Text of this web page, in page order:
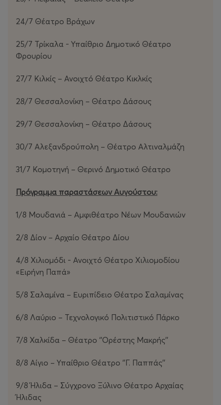
24/7 Θέατρο Βράχων
25/7 Τρίκαλα - Υπαίθριο Δημοτικό Θέατρο
Φρουρίου
27/7 Κιλκίς – Ανοιχτό Θέατρο Κικλκίς
28/7 Θεσσαλονίκη – Θέατρο Δάσους
29/7 Θεσσαλονίκη – Θέατρο Δάσους
30/7 Αλεξανδρούπολη – Θέατρο Αλτιναλμάζη
31/7 Κομοτηνή – Θερινό Δημοτικό Θέατρο
Πρόγραμμα παραστάσεων Αυγούστου:
1/8 Μουδανιά – Αμφιθέατρο Νέων Μουδανιών
2/8 Δίον – Αρχαίο Θέατρο Δίου
4/8 Χιλιομόδι - Ανοιχτό Θέατρο Χιλιομοδίου
«Ειρήνη Παπά»
5/8 Σαλαμίνα – Ευριπίδειο Θέατρο Σαλαμίνας
6/8 Λαύριο – Τεχνολογικό Πολιτιστικό Πάρκο
7/8 Χαλκίδα – Θέατρο ‘’Ορέστης Μακρής’’
8/8 Αίγιο – Υπαίθριο Θέατρο ‘’Γ. Παππάς’’
9/8 Ήλιδα – Σύγχρονο Ξύλινο Θέατρο Αρχαίας
Ήλιδας